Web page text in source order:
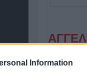
Information